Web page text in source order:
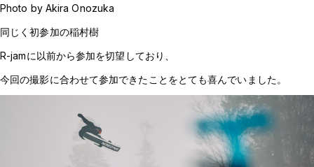
Photo by Akira Onozuka
同じく初参加の稲村樹
R-jamに以前から参加を切望しており、
今回の撮影に合わせて参加できたことをとても喜んでいました。